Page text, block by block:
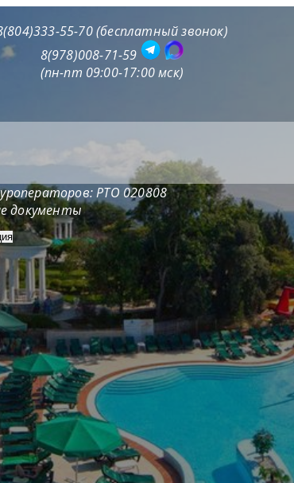
55-70 (бесплатный звонок)
8(978)008-71-59
(пн-пт 09:00-17:00 мск)
РТО 020808
документы